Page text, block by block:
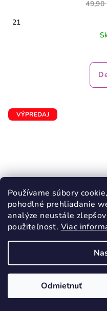
Používame súbory
pohodlné prehliadanie
analýze neustále
použiteľnosť. Viac
Odmietnuť
49,90
21
VÝPREDAJ
PROTETIKA